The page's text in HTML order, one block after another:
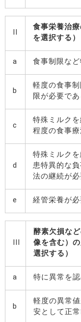
II
食事栄養治
を選択する）
a 食事制限な
b
軽度の食事
限が必要であ
c
特殊ミルク
程度の食事
d
特殊ミルク
患特異的な
法の継続が
e 経管栄養が
III
酵素欠損な
像を含む）
選択する）
a 特に異
b
軽度の異
安として正